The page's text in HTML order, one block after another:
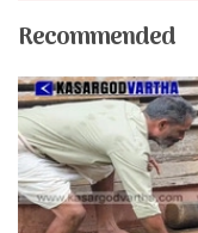
Recommended